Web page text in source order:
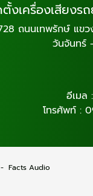
งเครื่องเสียง
ถนนเทพรักษ์ แขว
วันจันทร์
อีเมล :
โทรศัพท์ :
- Facts Audio